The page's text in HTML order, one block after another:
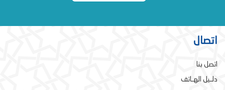
اتصال
اتصل بنا
دلـيل الهـاتف